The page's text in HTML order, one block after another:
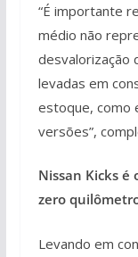
“É importante
médio não
desvalorização
levadas em
estoque, como
versões”,
Nissan Kicks é
zero
Levando em